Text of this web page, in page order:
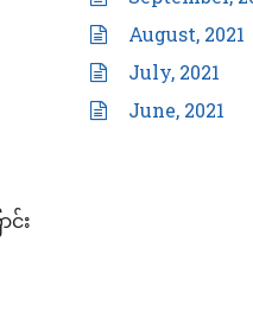
း
August, 2021
July, 2021
June, 2021